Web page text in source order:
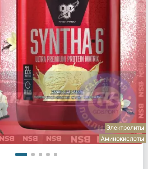
Электролиты
Аминокислоты